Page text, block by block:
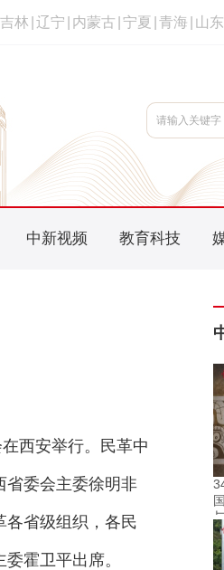
吉林 辽宁 内蒙古 宁夏 青海 山东
中新视频 教育科技
西安举行。民革中
省委会主委徐明非
各省级组织，各民
霍卫平出席。